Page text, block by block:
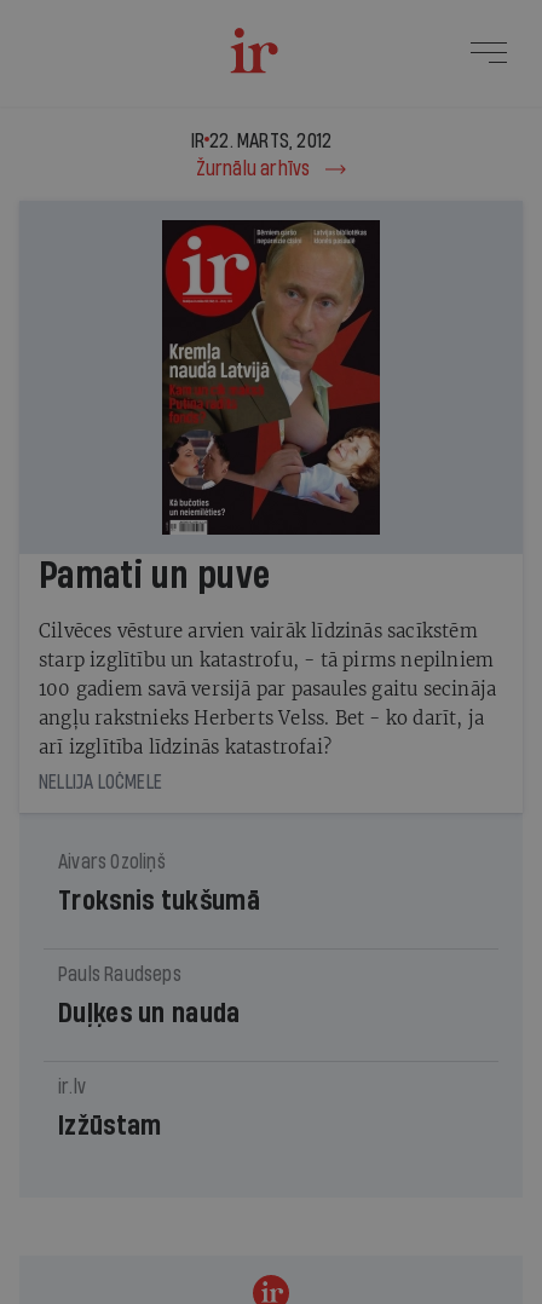
IR - 22. marts, 2012
IR 22. MARTS, 2012
Žurnālu arhīvs
Pamati un puve
Cilvēces vēsture arvien vairāk līdzinās sacīkstēm
starp izglītību un katastrofu, - tā pirms nepilniem
100 gadiem savā versijā par pasaules gaitu secināja
angļu rakstnieks Herberts Velss. Bet - ko darīt, ja
arī izglītība līdzinās katastrofai?
NELLIJA LOČMELE
Aivars Ozoliņš
Troksnis tukšumā
Pauls Raudseps
Duļķes un nauda
ir.lv
Izžūstam